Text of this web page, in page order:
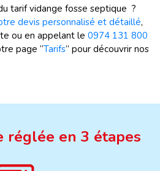
tarif vidange fosse septique ?
devis personnalisé et détaillé,
ou en appelant le 0974 131 800
page “Tarifs” pour découvrir nos
réglée en 3 étapes